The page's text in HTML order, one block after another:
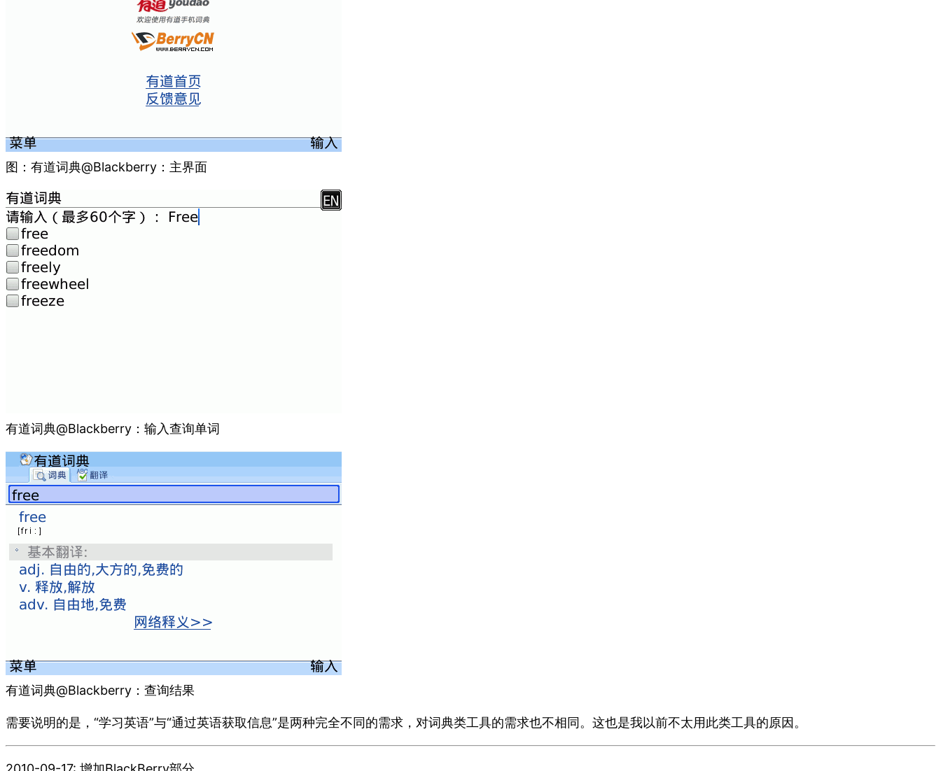
图：有道词典@Blackberry：主界面
有道词典@Blackberry：输入查询单词
有道词典@Blackberry：查询结果
需要说明的是，“学习英语”与“通过英语获取信息”是两种完全不同的需求，对词典类工具的需求也不相同。这也是我以前不太用此类工具的原因。